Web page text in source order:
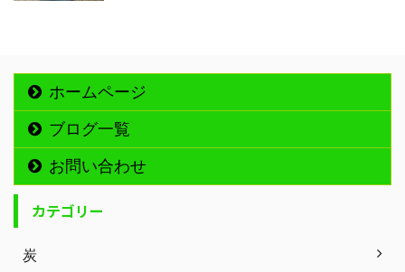
ホームページ
ブログ一覧
お問い合わせ
カテゴリー
炭